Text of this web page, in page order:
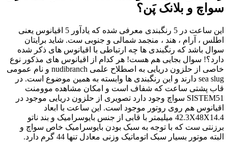
سواچ و بلانک پَن؟
این ساعت در 5 رنگبندی معرفی شده که یادآور 5 اقیانوس یعنی
اطلس ، آرام ، هند ، منجمد شمالی و جنوبی ست. شاید برایتان
سوال باشد که رنگبندی ها چه ارتباطی با اقیانوس های ذکر شده
دارد؟! سوال بجایی هم هست! هر کدام از اقیانوس های مذکور نوع
خاصی از حلزون دریایی به اصطلاح علمی nudibranch و نام عمومی
sea slug دارند و این رنگبندی ها وابسته به همین موضوع است. در
قاب پشتی ساعت که شفاف است و امکان مشاهده موومنت
SISTEM51 سواچ وجود دارد تصویری از حلزون دریایی موجود در
اقیانوس هم روی روتور موجود است. این ساعت با ابعاد
42.3X48X14.4 میلیمتر با قابی از جنس بایوسرامیک و بند ناتو
برزنتی ست که با توجه به سبک بودن بایوسرامیک خاص سواچ و
البته موتور بسیار سبک اتوماتیک وزنی معادل تنها 44 گرم دارد.